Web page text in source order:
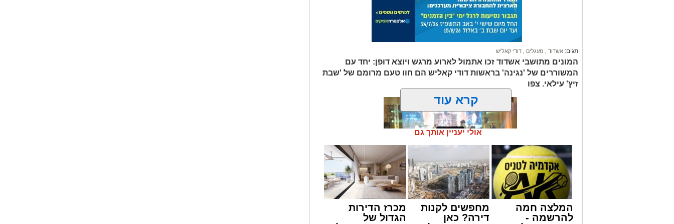
תגים: אשדוד מעגלים דודי קאליש
המונים מתושבי אשדוד זכו אתמול לארוע מרגש ויוצא דופן: יחד עם
המשוררים של 'נגינה' בראשות דודי קאליש הם חוו טעם מרומם של 'שבת
זיץ' עילאי. צפו
זה היה ארוע יוצא דופן. בלי מילים.
במשך שעות ארוכות של ליל שישי, נהנו המונים מתושבי אשדוד מהארוע המרכזי של
'מעגלים'. ואכן, כפי שהובטח, לא היה מדובר במופע שגרתי, אלא במעמד של טיש
קרא עוד
אולי יעניין אותך גם
המלצה חמה
להרשמה -
מחפשים לקנות
דירה? כאן
מכרז הדירות
הגדול של